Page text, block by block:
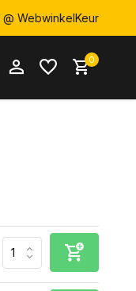
@ WebwinkelKeur
S'inscrire
0